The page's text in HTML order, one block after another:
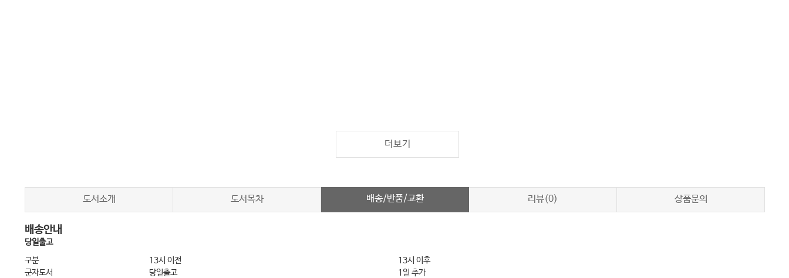
더보기
도서소개 도서목차 배송/반품/교환 리뷰(0) 상품문의
배송안내
당일출고
구분
13시 이전
13시 이후
군자도서
당일출고
1일 추가